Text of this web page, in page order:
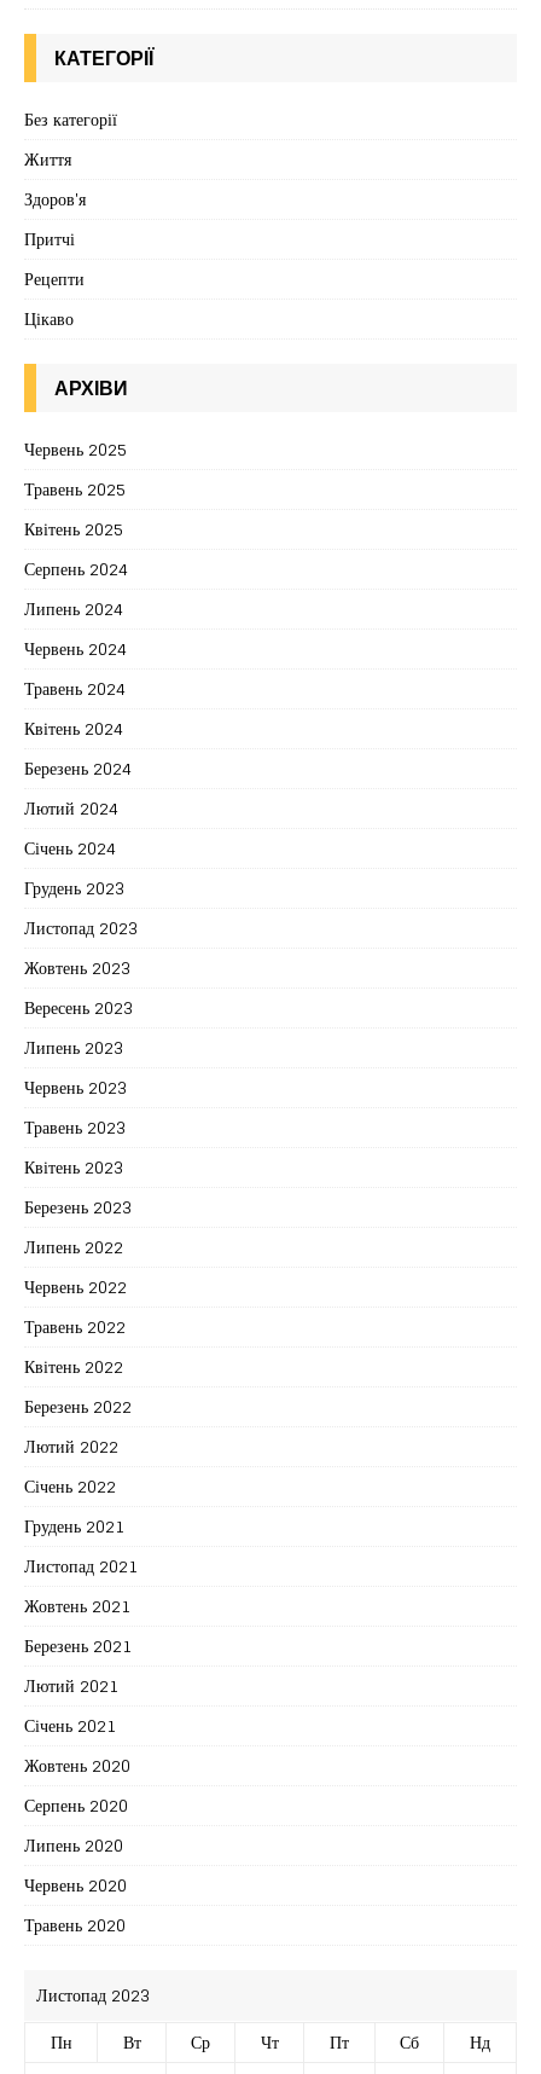
КАТЕГОРІЇ
Без категорії
Життя
Здоров'я
Притчі
Рецепти
Цікаво
АРХІВИ
Червень 2025
Травень 2025
Квітень 2025
Серпень 2024
Липень 2024
Червень 2024
Травень 2024
Квітень 2024
Березень 2024
Лютий 2024
Січень 2024
Грудень 2023
Листопад 2023
Жовтень 2023
Вересень 2023
Липень 2023
Червень 2023
Травень 2023
Квітень 2023
Березень 2023
Липень 2022
Червень 2022
Травень 2022
Квітень 2022
Березень 2022
Лютий 2022
Січень 2022
Грудень 2021
Листопад 2021
Жовтень 2021
Березень 2021
Лютий 2021
Січень 2021
Жовтень 2020
Серпень 2020
Липень 2020
Червень 2020
Травень 2020
Листопад 2023
Пн
Вт Ср Чт Пт Сб
Нд